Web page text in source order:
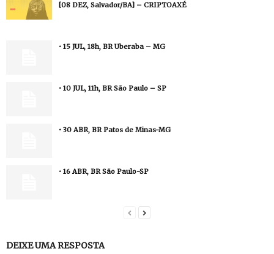
[08 DEZ, Salvador/BA] – CRIPTOAXÉ
• 15 JUL, 18h, BR Uberaba – MG
• 10 JUL, 11h, BR São Paulo – SP
• 30 ABR, BR Patos de Minas-MG
• 16 ABR, BR São Paulo-SP
DEIXE UMA RESPOSTA